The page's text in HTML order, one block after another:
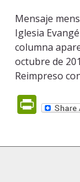
Mensaje
Iglesia
columna
octubre de
Reimpreso